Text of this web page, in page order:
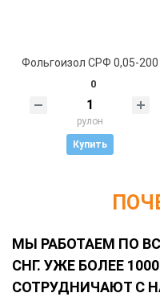
Фольгоизол СРФ 0,05-200
0
рулон
Купить
МЫ РАБОТАЕМ ПО
СНГ. УЖЕ БОЛЕЕ
СОТРУДНИЧАЮТ С